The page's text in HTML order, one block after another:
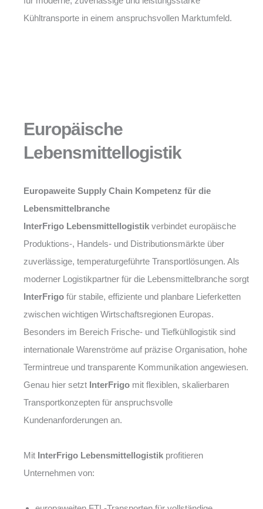
Kühltransporte in einem anspruchsvollen Marktumfeld.
Europäische
Lebensmittellogistik
Europaweite Supply Chain Kompetenz für die
Lebensmittelbranche
InterFrigo Lebensmittellogistik verbindet europäische
Produktions-, Handels- und Distributionsmärkte über
zuverlässige, temperaturgeführte Transportlösungen. Als
moderner Logistikpartner für die Lebensmittelbranche sorgt
InterFrigo für stabile, effiziente und planbare Lieferketten
zwischen wichtigen Wirtschaftsregionen Europas.
Besonders im Bereich Frische- und Tiefkühllogistik sind
internationale Warenströme auf präzise Organisation, hohe
Termintreue und transparente Kommunikation angewiesen.
Genau hier setzt InterFrigo mit flexiblen, skalierbaren
Transportkonzepten für anspruchsvolle
Kundenanforderungen an.
Mit InterFrigo Lebensmittellogistik profitieren
Unternehmen von: